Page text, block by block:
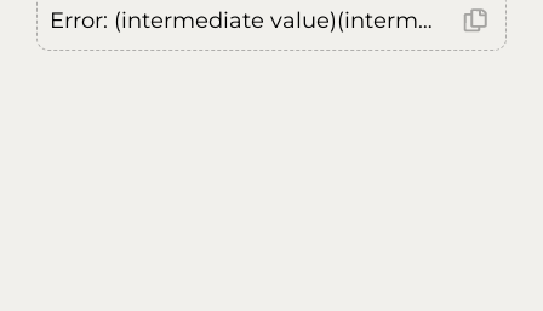
Error: (intermediate value)(intermediate value)(intermediate value).replaceAll is not a function